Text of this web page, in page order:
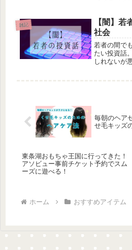
いアウトド
う！チェア
ウトドアに
タートはチ
単にアウト
ょう。
雑記
【闇】若
社会
若者の間で
たい投資話
しれないが
毎朝のヘア
せ毛キッズ
東条湖おもちゃ王国に行ってきた！
アソビュー事前チケット予約でスム
ーズに遊べる！
ホーム おすすめアイテム